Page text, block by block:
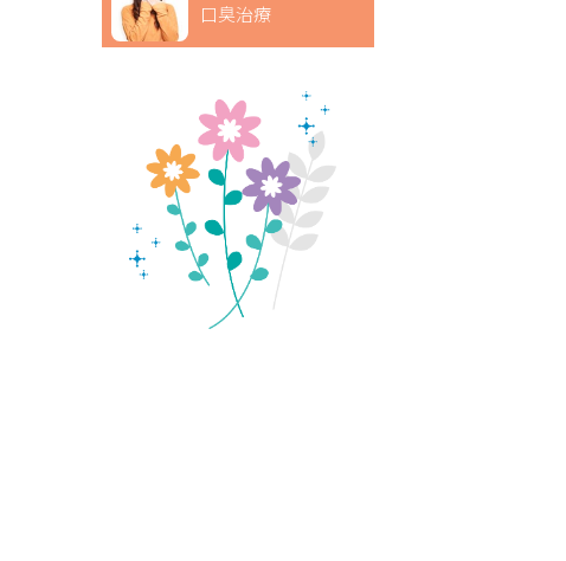
口臭治療